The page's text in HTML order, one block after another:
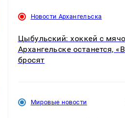
Новости Архангельска
Цыбульский: хоккей с
Архангельске останется,
бросят
Мировые новости